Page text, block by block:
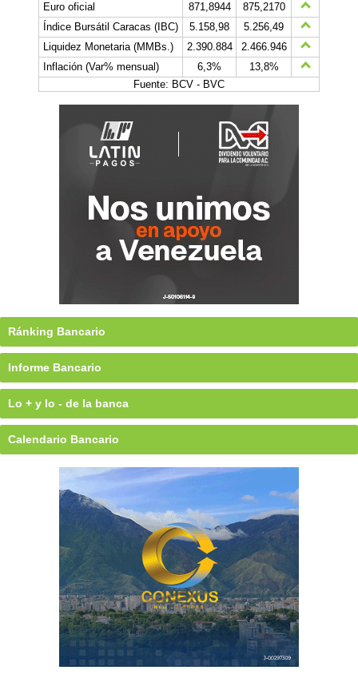
Euro oficial
871,8944
875,2170
Índice Bursátil Caracas (IBC)
5.158,98
5.256,49
Liquidez Monetaria (MMBs.)
2.390.884
2.466.946
Inflación (Var% mensual)
6,3%
13,8%
Fuente: BCV - BVC
Ránking Bancario
Informe Bancario
Lo + y lo - de la banca
Calendario Bancario